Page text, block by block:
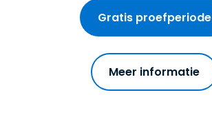
Gratis proefperiode
Meer informatie